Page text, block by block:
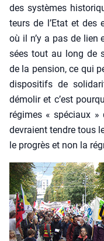
des sys­tèmes
teurs de l’E­tat et des
où il n’y a pas de
sées tout au long de
de la pen­sion, ce qui
dis­po­si­tifs de
démo­lir et c’est
régimes « spé­ciaux
devraient tendre tous
le pro­grès et non la